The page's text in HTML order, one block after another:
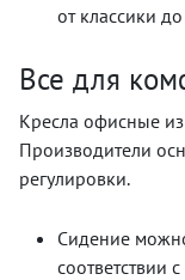
от классики
Все для
Кресла офисные
Производители
регулировки.
Сидение
соответствии